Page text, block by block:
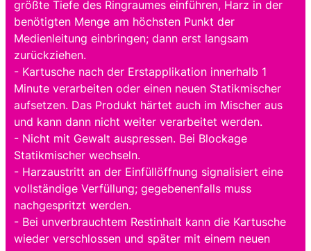
größte Tiefe des Ringraumes einführen, Harz in der
benötigten Menge am höchsten Punkt der
Medienleitung einbringen; dann erst langsam
zurückziehen.
- Kartusche nach der Erstapplikation innerhalb 1
Minute verarbeiten oder einen neuen Statikmischer
aufsetzen. Das Produkt härtet auch im Mischer aus
und kann dann nicht weiter verarbeitet werden.
- Nicht mit Gewalt auspressen. Bei Blockage
Statikmischer wechseln.
- Harzaustritt an der Einfüllöffnung signalisiert eine
vollständige Verfüllung; gegebenenfalls muss
nachgespritzt werden.
- Bei unverbrauchtem Restinhalt kann die Kartusche
wieder verschlossen und später mit einem neuen